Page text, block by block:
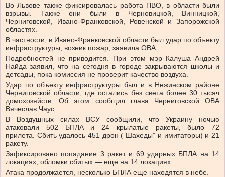
Во Львове также фиксировалась работа ПВО, в области были
взрывы. Также они были в Черновицкой, Винницкой,
Черниговской, Ивано-Франковской, Ровенской и Запорожской
областях.
В частности, в Ивано-Франковской области был удар по объекту
инфраструктуры, возник пожар, заявила ОВА.
Подробностей не приводится. При этом мэр Калуша Андрей
Найда заявил, что на сегодня в городе закрываются школы и
детсады, пока комиссия не проверит качество воздуха.
Удар по объекту инфраструктуры был и в Нежинском районе
Черниговской области, где остались без света более 30 тысяч
домохозяйств. Об этом сообщил глава Черниговской ОВА
Вячеслав Чаус.
В Воздушных силах ВСУ сообщили, что Украину ночью
атаковали 502 БПЛА и 24 крылатые ракеты, было 72
прилета. Сбить удалось 451 дрон (”Шахеды” и имитаторы) и 21
ракету.
Зафиксировано попадание 3 ракет и 69 ударных БПЛА на 14
локациях, обломки сбитых — еще на 14 локациях.
Атака продолжается, несколько БПЛА еще находятся в небе.